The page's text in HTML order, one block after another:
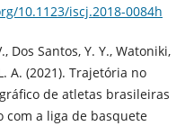
10.1123/iscj.2018-0084h
Dos Santos, Y. Y., Watoniki,
A. (2021). Trajetória no
de atletas brasileiras
com a liga de basquete